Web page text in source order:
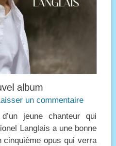
album
un commentaire
jeune chanteur qui
Langlais a une bonne
cinquième opus qui verra